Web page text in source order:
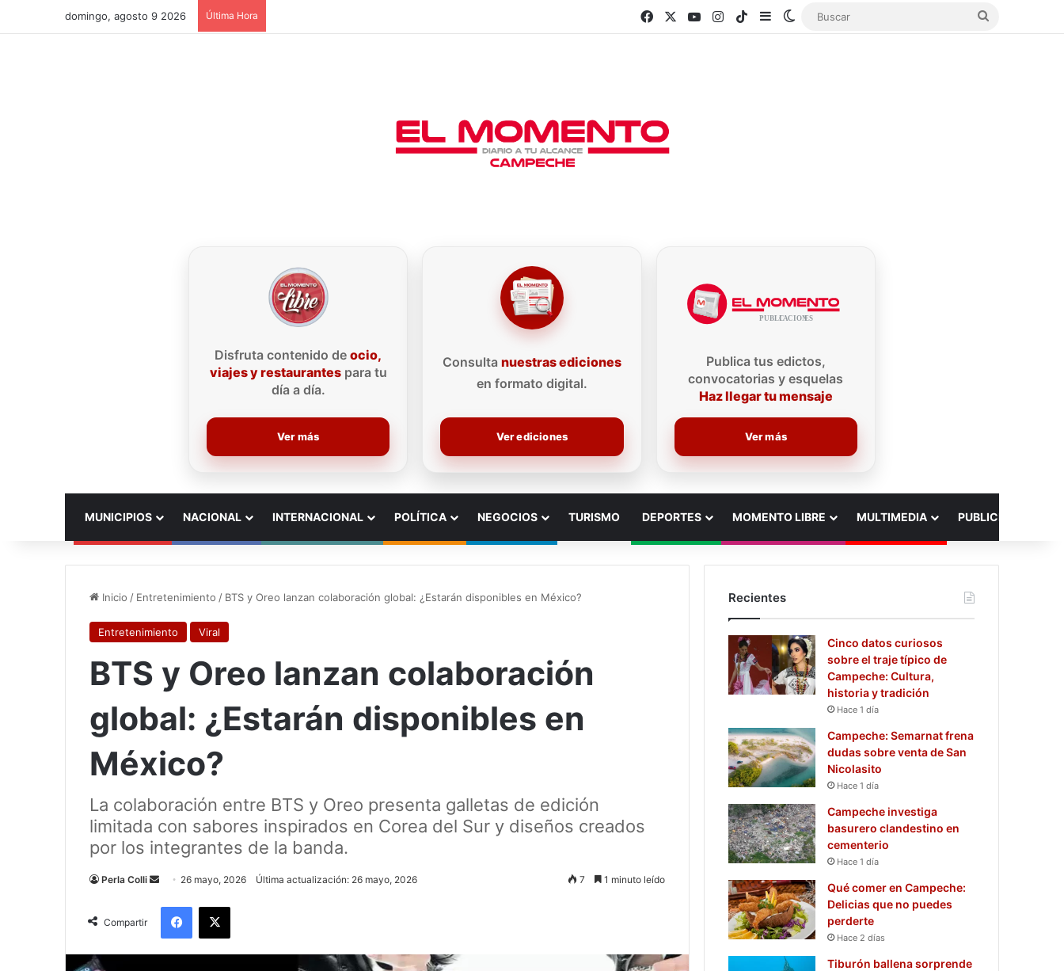
domingo, agosto 9 2026 Última Hora FacebookYouTubeInstagram
TikTokSidebarSwitch skin Buscar
Disfruta contenido deocio,
viajes y restaurantespara tu
día a día.
Ver más
Consulta nuestras ediciones
en formato digital.
Ver ediciones
Publica tus edictos,
convocatorias y esquelas
Haz llegar tu mensaje
Ver más
MUNICIPIOS NACIONAL INTERNACIONAL POLÍTICA NEGOCIOS TURISMO DEPORTES MOMENTO LIBRE MULTIMEDIA PUBLICIDAD
Inicio / Entretenimiento / BTS y Oreo lanzan colaboración global: ¿Estarán disponibles en México?
Entretenimiento Viral
BTS y Oreo lanzan colaboración
global: ¿Estarán disponibles en
México?
La colaboración entre BTS y Oreo presenta galletas de edición
limitada con sabores inspirados en Corea del Sur y diseños creados
por los integrantes de la banda.
Perla Colli
Send
email
26 mayo, 2026 Última actualización: 26 mayo, 2026 7 1 minuto leído
Compartir
Facebook
X
Recientes
Cinco datos curiosos
sobre el traje típico de
Campeche: Cultura,
historia y tradición
Hace 1 día
Campeche: Semarnat frena
dudas sobre venta de San
Nicolasito
Hace 1 día
Campeche investiga
basurero clandestino en
cementerio
Hace 1 día
Qué comer en Campeche:
Delicias que no puedes
perderte
Hace 2 días
Tiburón ballena sorprende